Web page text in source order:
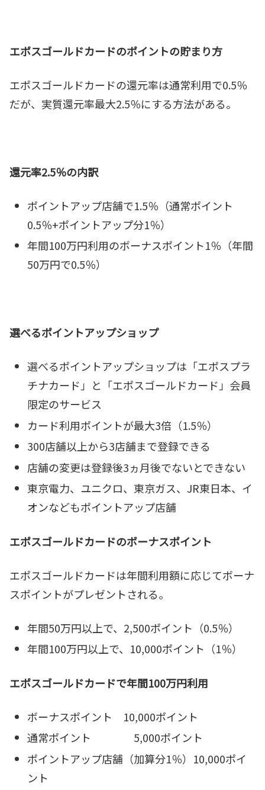
エポスゴールドカードのポイントの貯まり方
エポスゴールドカードの還元率は通常利用で0.5％
だが、実質還元率最大2.5％にする方法がある。
還元率2.5％の内訳
ポイントアップ店舗で1.5％（通常ポイント
0.5％+ポイントアップ分1％）
年間100万円利用のボーナスポイント1％（年間
50万円で0.5％）
選べるポイントアップショップ
選べるポイントアップショップは「エポスプラ
チナカード」と「エポスゴールドカード」会員
限定のサービス
カード利用ポイントが最大3倍（1.5％）
300店舗以上から3店舗まで登録できる
店舗の変更は登録後3ヵ月後でないとできない
東京電力、ユニクロ、東京ガス、JR東日本、イ
オンなどもポイントアップ店舗
エポスゴールドカードのボーナスポイント
エポスゴールドカードは年間利用額に応じてボーナ
スポイントがプレゼントされる。
年間50万円以上で、2,500ポイント（0.5％）
年間100万円以上で、10,000ポイント（1％）
エポスゴールドカードで年間100万円利用
ボーナスポイント 10,000ポイント
通常ポイント 5,000ポイント
ポイントアップ店舗（加算分1％）10,000ポイ
ント